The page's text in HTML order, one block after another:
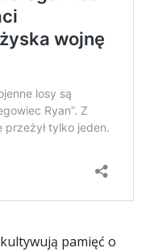
pamięć o